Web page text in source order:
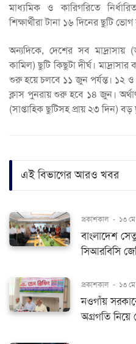
মাধ্যমিক ও কারিগরিতে
শিক্ষার্থীরা টানা ১৬ দিনের ছুটি
অন্যদিকে, দেশের সব
কামিল) ছুটি কিছুটা দীর্ঘ।
শুরু হয়ে চলবে ১১ জুন পর্যন্ত। ১২ ও
ক্লাস পুনরায় শুরু হবে ১৪ জুন। অর্থাৎ
(সাপ্তাহিক ছুটিসহ প্রায় ২৩ দিন) বড়
এই বিভাগের আরও খবর
প্রকাশকাল - ১৩
বাংলাদেশ
সিআরবিসি
প্রকাশকাল - ১৩
নওগাঁয়
অগ্রগতি নিয়ে